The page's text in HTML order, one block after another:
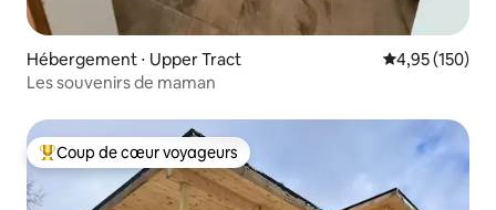
Hébergement ⋅ Upper Tract Évaluation
4,95 (150)
Les souvenirs de maman
Coups de cœur voyageurs les plus appréciés
Coup de cœur voyageurs